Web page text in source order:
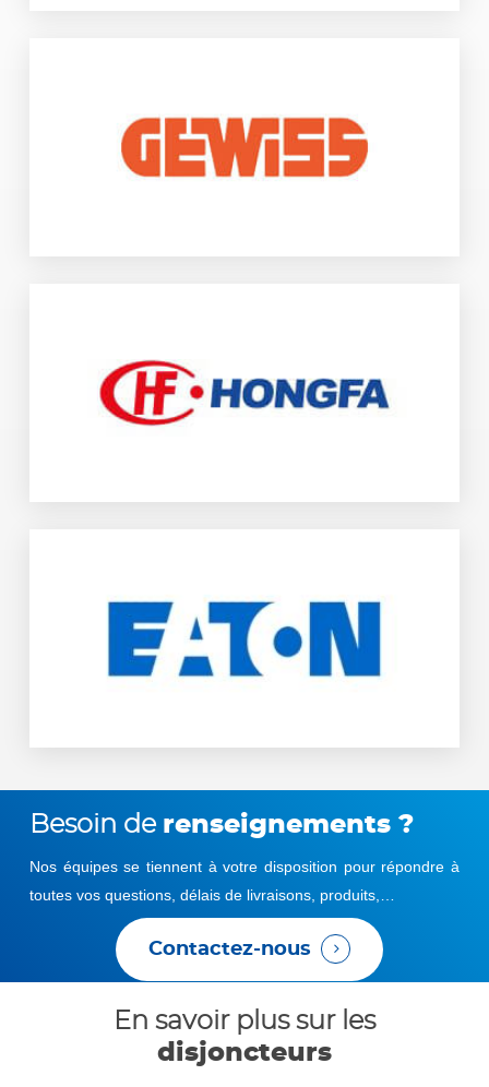
GEWISS est un groupe international né en 1997 qui propose des
solutions innovantes et évolutives pour les bâtiments, les
industries et les infrastructures.
www.gewiss.com
mondial de l’industrie des relais. Son activité s’est élargie sur les
appareils électriques moyenne et basse tension, les
équipements complets haute et basse tension, les connecteurs,
les condensateurs, les pièces de précision et les équipements
un leader mondial de la gestion de l’énergie. L’entreprise fournit
des solutions efficaces et durables, adaptées à une large gamme
d’applications industrielles, tertiaires et résidentielles. Elle
permet également de gérer efficacement les énergies
électriques, hydrauliques et mécaniques.
Besoin de renseignements ?
Nos équipes se tiennent à votre disposition pour répondre à
toutes vos questions, délais de livraisons, produits,…
Contactez-nous
En savoir plus sur les
disjoncteurs